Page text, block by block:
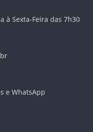
à Sexta-Feira das 7h30
e WhatsApp